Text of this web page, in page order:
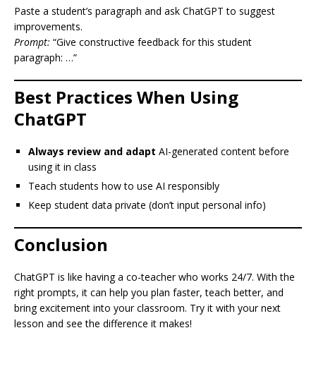
Paste a student’s paragraph and ask ChatGPT to suggest
improvements.
Prompt: “Give constructive feedback for this student
paragraph: …”
Best Practices When Using
ChatGPT
Always review and adapt AI-generated content before
using it in class
Teach students how to use AI responsibly
Keep student data private (don’t input personal info)
Conclusion
ChatGPT is like having a co-teacher who works 24/7. With the
right prompts, it can help you plan faster, teach better, and
bring excitement into your classroom. Try it with your next
lesson and see the difference it makes!